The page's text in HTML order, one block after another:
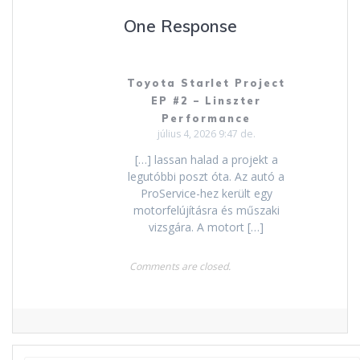
One Response
Toyota Starlet Project
EP #2 – Linszter
Performance
július 4, 2026 9:47 de.
[…] lassan halad a projekt a
legutóbbi poszt óta. Az autó a
ProService-hez került egy
motorfelújításra és műszaki
vizsgára. A motort […]
Comments are closed.